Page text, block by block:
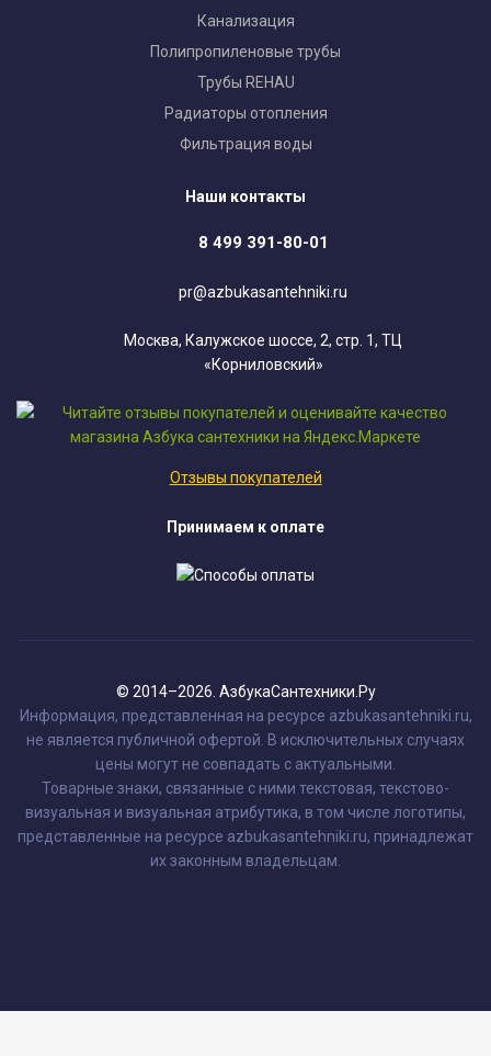
Канализация
Полипропиленовые трубы
Трубы REHAU
Радиаторы отопления
Фильтрация воды
Наши контакты
8 499 391-80-01
pr@azbukasantehniki.ru
Москва, Калужское шоссе, 2, стр. 1, ТЦ
«Корниловский»
Отзывы покупателей
Принимаем к оплате
© 2014–2026. АзбукаСантехники.Ру
Информация, представленная на ресурсе azbukasantehniki.ru,
не является публичной офертой. В исключительных случаях
цены могут не совпадать с актуальными.
Товарные знаки, связанные с ними текстовая, текстово-
визуальная и визуальная атрибутика, в том числе логотипы,
представленные на ресурсе azbukasantehniki.ru, принадлежат
их законным владельцам.